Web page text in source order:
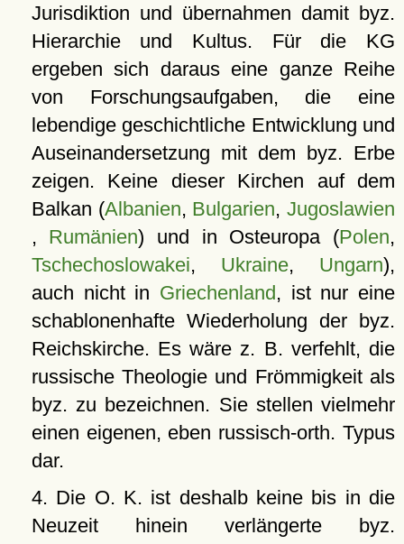
Jurisdiktion und übernahmen damit byz.
Hierarchie und Kultus. Für die KG
ergeben sich daraus eine ganze Reihe
von Forschungsaufgaben, die eine
lebendige geschichtliche Entwicklung und
Auseinandersetzung mit dem byz. Erbe
zeigen. Keine dieser Kirchen auf dem
Balkan (Albanien, Bulgarien,Jugoslawien
, Rumänien) und in Osteuropa (Polen,
Tschechoslowakei, Ukraine, Ungarn),
auch nicht in Griechenland, ist nur eine
schablonenhafte Wiederholung der byz.
Reichskirche. Es wäre z. B. verfehlt, die
russische Theologie und Frömmigkeit als
byz. zu bezeichnen. Sie stellen vielmehr
einen eigenen, eben russisch-orth. Typus
dar.
4. Die O. K. ist deshalb keine bis in die
Neuzeit hinein verlängerte byz.